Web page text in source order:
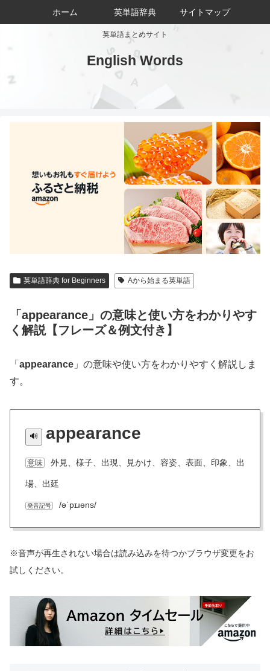
英単語まとめサイト
English Words
ホーム 英単語辞典 サイトマップ
英単語辞典 for Beginners Aから始まる英単語
「appearance」の意味と使い方をわかりやす
く解説【フレーズ＆例文付き】
「 appearance 」の意味や使い方をわかりやすく解説しま
す。
appearance
意味 外見、様子、出現、見かけ、容姿、表面、印象、出
場、出廷
発音記号 /əˈpɪɹəns/
※音声が再生されない場合は読み込みを待つかブラウザ変更をお
試しください。